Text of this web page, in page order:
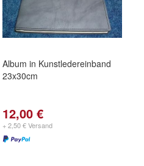
Album in Kunstledereinband
23x30cm
12,00 €
+ 2,50 € Versand